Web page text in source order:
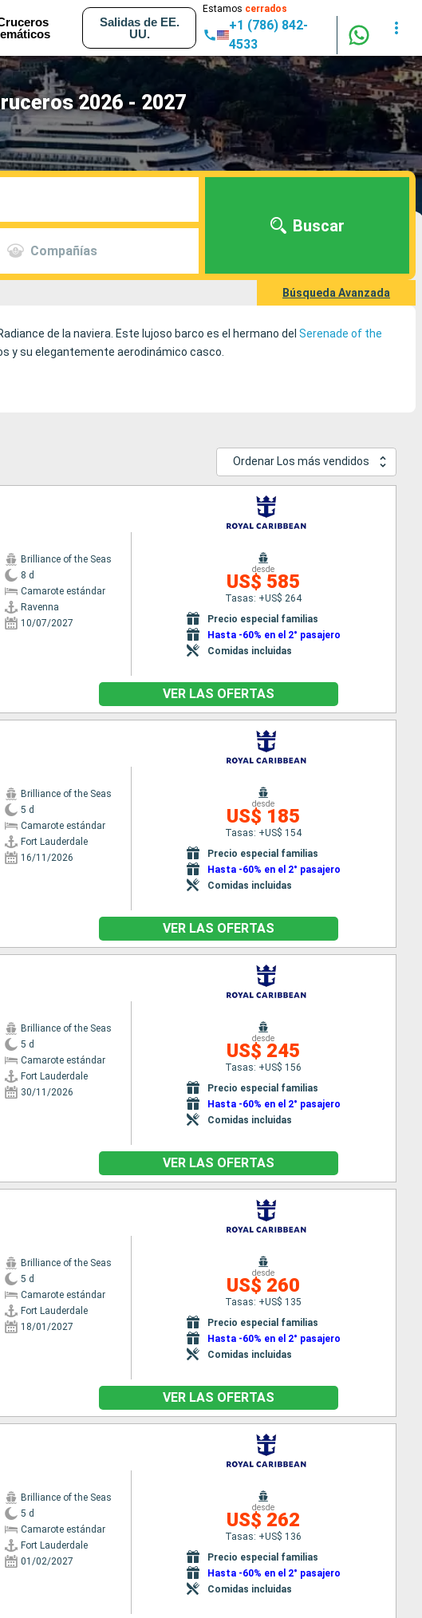
Salidas de EE.
UU.
Estamos cerrados
+1 (786) 842-
4533
2026 - 2027
Compañías
Buscar
Búsqueda Avanzada
de la naviera. Este lujoso barco es el hermano del Serenade of the
y su elegantemente aerodinámico casco.
Ordenar Los más vendidos
Brilliance of the Seas
8 d
Camarote estándar
Ravenna
10/07/2027
desde
US$ 585
Tasas: +US$ 264
Precio especial familias
Hasta -60% en el 2° pasajero
Comidas incluidas
VER LAS OFERTAS
Brilliance of the Seas
5 d
Camarote estándar
Fort Lauderdale
16/11/2026
desde
US$ 185
Tasas: +US$ 154
Precio especial familias
Hasta -60% en el 2° pasajero
Comidas incluidas
VER LAS OFERTAS
Brilliance of the Seas
5 d
Camarote estándar
Fort Lauderdale
30/11/2026
desde
US$ 245
Tasas: +US$ 156
Precio especial familias
Hasta -60% en el 2° pasajero
Comidas incluidas
VER LAS OFERTAS
Brilliance of the Seas
5 d
Camarote estándar
Fort Lauderdale
18/01/2027
desde
US$ 260
Tasas: +US$ 135
Precio especial familias
Hasta -60% en el 2° pasajero
Comidas incluidas
VER LAS OFERTAS
Brilliance of the Seas
5 d
Camarote estándar
Fort Lauderdale
01/02/2027
desde
US$ 262
Tasas: +US$ 136
Precio especial familias
Hasta -60% en el 2° pasajero
Comidas incluidas